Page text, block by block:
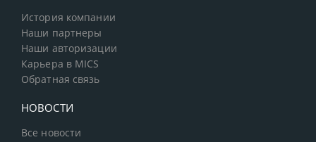
История компании
Наши партнеры
Наши авторизации
Карьера в MICS
Обратная связь
НОВОСТИ
Все новости